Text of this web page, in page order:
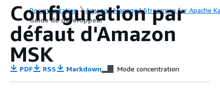
Documentation
Amazon Managed Streaming for Apache
Guide du développeur
Configuration par
défaut d'Amazon
MSK
PDF RSS Markdown Mode concentration